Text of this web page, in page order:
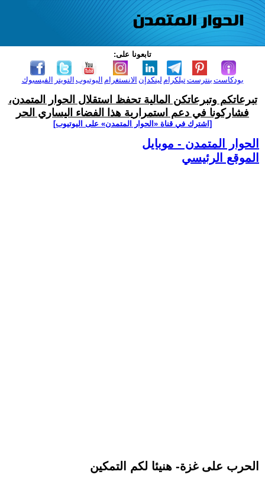
تابعونا على:
الفيسبوك التويتر اليوتيوب الانستغرام لينكدإن تيلكرامبنترست بودكاست
تبرعاتكم وتبرعاتكن المالية تحفظ استقلال الحوار المتمدن،
فشاركونا في دعم استمرارية هذا الفضاء اليساري الحر
[اشترك في قناة ‫«الحوار المتمدن» على اليوتيوب]
الحوار المتمدن - موبايل
الموقع الرئيسي
الحرب على غزة- هنيئا لكم التمكين